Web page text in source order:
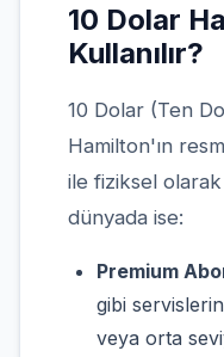
10 Dolar
Kullanılır?
10 Dolar (Ten
Hamilton'ın
ile fiziksel olarak
dünyada ise:
Premium
gibi
veya orta